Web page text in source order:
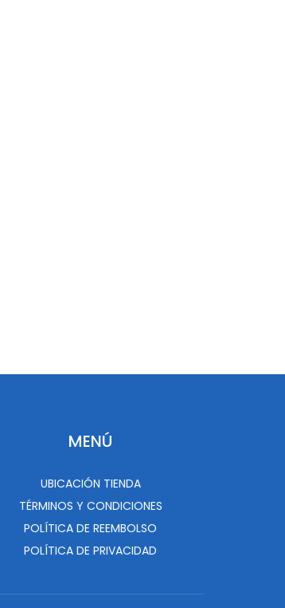
MENÚ
UBICACIÓN TIENDA
TÉRMINOS Y CONDICIONES
POLÍTICA DE REEMBOLSO
POLÍTICA DE PRIVACIDAD